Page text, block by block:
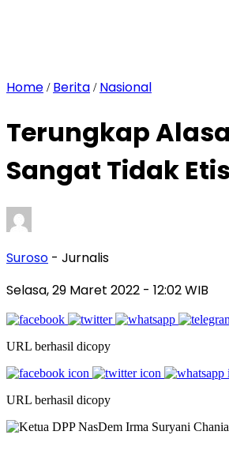
Home / Berita / Nasional
Terungkap
Sangat Tidak Etis
Suroso - Jurnalis
Selasa, 29 Maret 2022 - 12:02 WIB
URL berhasil dicopy
URL berhasil dicopy